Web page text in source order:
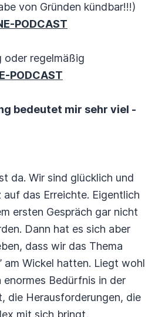
von Gründen kündbar!!!)
PODCAST
oder regelmäßig
PODCAST
bedeutet mir sehr viel -
da. Wir sind glücklich und
das Erreichte. Eigentlich
ersten Gespräch gar nicht
Dann hat es sich aber
dass wir das Thema
am Wickel hatten. Liegt wohl
enormes Bedürfnis in der
die Herausforderungen, die
mit sich bringt,